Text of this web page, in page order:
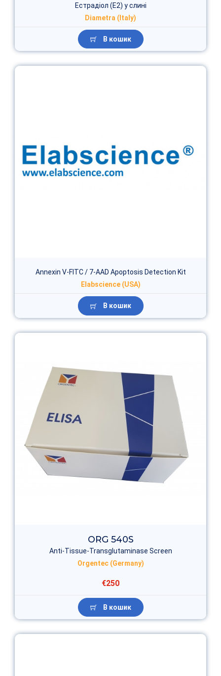
Естрадіол (E2) у слині
Diametra (Italy)
В кошик
Annexin V-FITC / 7-AAD Apoptosis Detection Kit
Elabscience (USA)
В кошик
ORG 540S
Anti-Tissue-Transglutaminase Screen
Orgentec (Germany)
€250
В кошик